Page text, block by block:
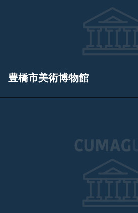
豊橋市美術博物館